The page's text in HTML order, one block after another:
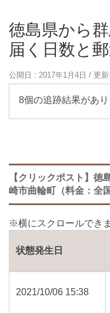
徳島県から
届く日数と
公開日 : 2017年1月4日 / 更
8個の追跡結果があり
【クリックポスト】徳
崎市曲輪町（料金：全
状態発生日
2021/10/06 15:38